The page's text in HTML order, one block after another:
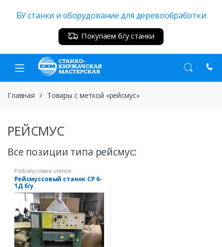
БУ станки и оборудование для деревообработки
Покупаем б/у станки
Главная Товары с меткой «рейсмус»
РЕЙСМУС
Все позиции типа рейсмус:
Рейсмусовые станки
Рейсмуссовый станок СР 6-
1Д б/у